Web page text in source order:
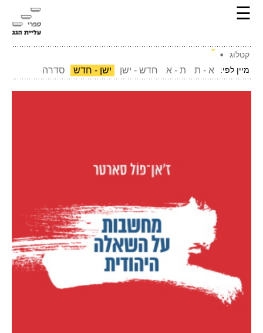
☰
קטלוג
מיין לפי:
א - ת ת - א חדש - ישן ישן - חדש סדרה